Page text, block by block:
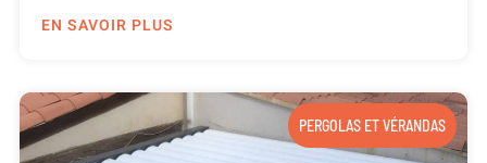
EN SAVOIR PLUS
PERGOLAS ET VÉRANDAS